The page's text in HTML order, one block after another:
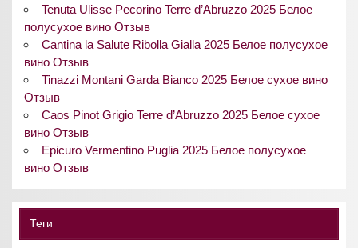
Tenuta Ulisse Pecorino Terre d’Abruzzo 2025 Белое
полусухое вино Отзыв
Cantina la Salute Ribolla Gialla 2025 Белое полусухое
вино Отзыв
Tinazzi Montani Garda Bianco 2025 Белое сухое вино
Отзыв
Caos Pinot Grigio Terre d’Abruzzo 2025 Белое сухое
вино Отзыв
Epicuro Vermentino Puglia 2025 Белое полусухое
вино Отзыв
Теги